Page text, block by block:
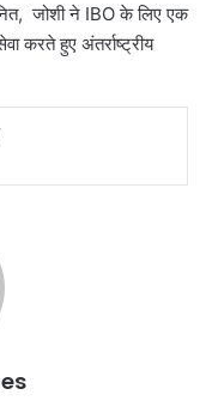
जोशी ने IBO के लिए एक
करते हुए अंतर्राष्ट्रीय